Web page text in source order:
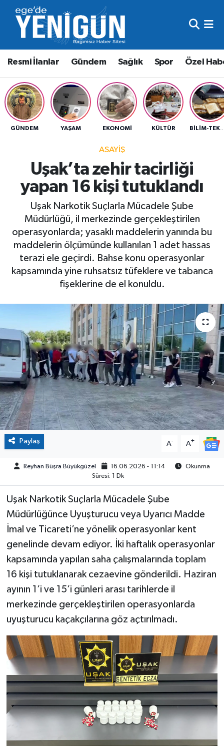
Resmi İlanlar Gündem Sağlık Spor Özel
GÜNDEM YAŞAM EKONOMI KÜLTÜR
ASAYIŞ
Uşak’ta zehir tacirliği
yapan 16 kişi tutuklandı
Uşak Narkotik Suçlarla Mücadele Şube
Müdürlüğü, il merkezinde gerçekleştirilen
operasyonlarda; yasaklı maddelerin yanında bu
maddelerin ölçümünde kullanılan 1 adet hassas
terazi ele geçirdi. Bahse konu operasyonlar
kapsamında yine ruhsatsız tüfeklere ve tabanca
fişeklerine de el konuldu.
Paylaş A- A+
Reyhan Büşra Büyükgüzel 16.06.2026 - 11:14
Okunma
Süresi: 1 Dk
Uşak Narkotik Suçlarla Mücadele Şube
Müdürlüğünce Uyuşturucu veya Uyarıcı Madde
İmal ve Ticareti’ne yönelik operasyonlar kent
genelinde devam ediyor. İki haftalık operasyonlar
kapsamında yapılan saha çalışmalarında toplam
16 kişi tutuklanarak cezaevine gönderildi. Haziran
ayının 1’i ve 15’i günleri arası tarihlerde il
merkezinde gerçekleştirilen operasyonlarda
uyuşturucu kaçakçılarına göz açtırılmadı.
Resmi İlanlar
Gündem
Sağlık
Spor
Beyoğlu Nöbetçi Eczaneler
Beyoğlu Hava Durumu
Beyoğlu Trafik Yoğunluk Haritası
Süper Lig Puan Durumu ve Fikstür
Son Dakika Haberleri
Haber Arşivi